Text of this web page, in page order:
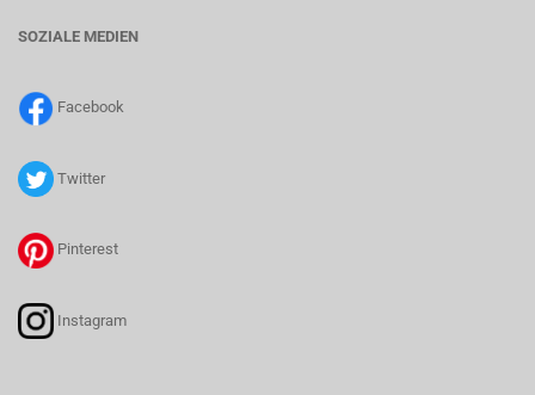
SOZIALE MEDIEN
Facebook
Twitter
Pinterest
Instagram